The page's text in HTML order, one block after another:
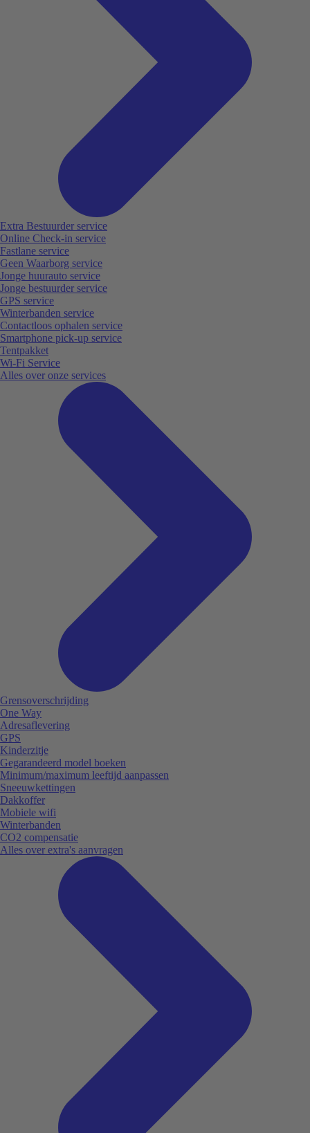
Extra Bestuurder service
Online Check-in service
Fastlane service
Geen Waarborg service
Jonge huurauto service
Jonge bestuurder service
GPS service
Winterbanden service
Contactloos ophalen service
Smartphone pick-up service
Tentpakket
Wi-Fi Service
Alles over onze services
Grensoverschrijding
One Way
Adresaflevering
GPS
Kinderzitje
Gegarandeerd model boeken
Minimum/maximum leeftijd aanpassen
Sneeuwkettingen
Dakkoffer
Mobiele wifi
Winterbanden
CO2 compensatie
Alles over extra's aanvragen